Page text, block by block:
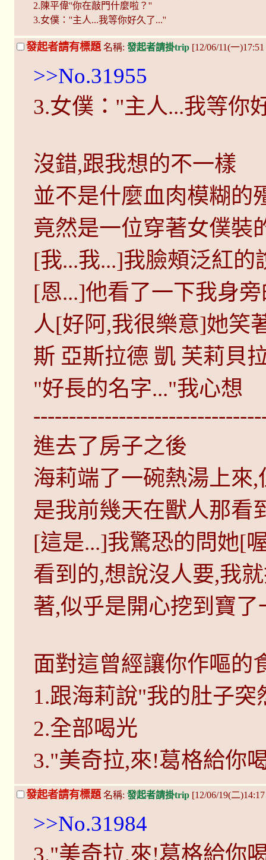
2.陳平偉''你在敲門什麼啦？''
3.女僕：''主人...我等你好久了...''
發起者請有標題 名稱: 發起者請掛trip [12/06/11(一
>>No.31955
3.女僕：''主人...我等你
沒錯,跟我想的不一樣
並不是什麼血肉模糊的
竟然是一位穿著女僕裝
[我...我...]我臉頰泛紅
[恩...]他看了一下我身
人[好阿,我很樂意]她笑
斯 亞斯拉德 凱 芙莉貝
"好長的名字..."我心想
進去了房子之後
海莉端了一碗熱湯上來
是我前幾天在獸人那看
[這是...]我驚恐的問她[
看到的,想說沒人要,我
著,似乎是開心挖到寶了
面對這曾經讓你作嘔的
1.跟海莉說"我的肚子突
2.全部喝光
3."美奇拉,來!葛格給你
發起者請有標題 名稱: 發起者請掛trip [12/06/19(二
>>No.31984
3."美奇拉,來!葛格給你